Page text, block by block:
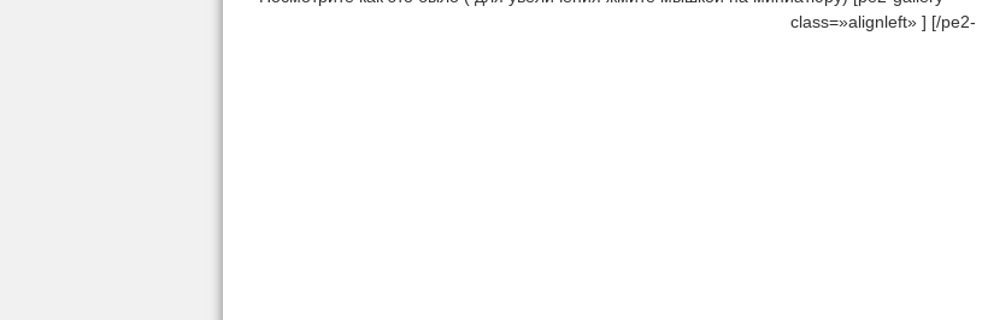
class=»alignleft» ] [/pe2-